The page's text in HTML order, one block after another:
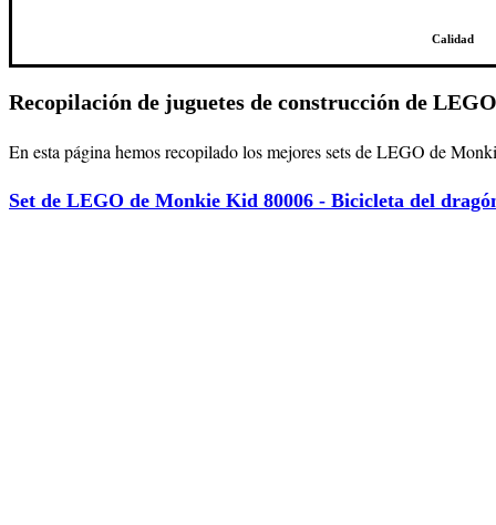
Calidad
Recopilación de juguetes de construcción de
En esta página hemos recopilado los mejores sets de LEGO de
Set de LEGO de Monkie Kid 80006 - Bicicleta del